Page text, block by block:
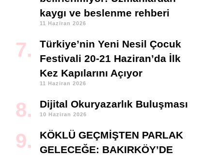
kaygı ve beslenme rehberi
11 Haziran 2026
Türkiye’nin Yeni Nesil Çocuk
Festivali 20-21 Haziran’da İlk
Kez Kapılarını Açıyor
11 Haziran 2026
Dijital Okuryazarlık Buluşması
10 Haziran 2026
KÖKLÜ GEÇMİŞTEN PARLAK
GELECEĞE: BAKIRKÖY’DE